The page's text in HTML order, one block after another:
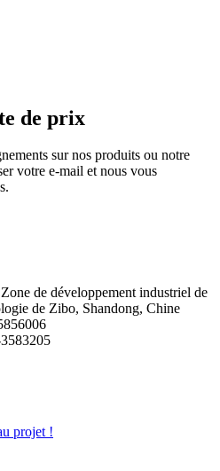
de prix
sur nos produits ou notre
votre e-mail et nous vous
de développement industriel de
de Zibo, Shandong, Chine